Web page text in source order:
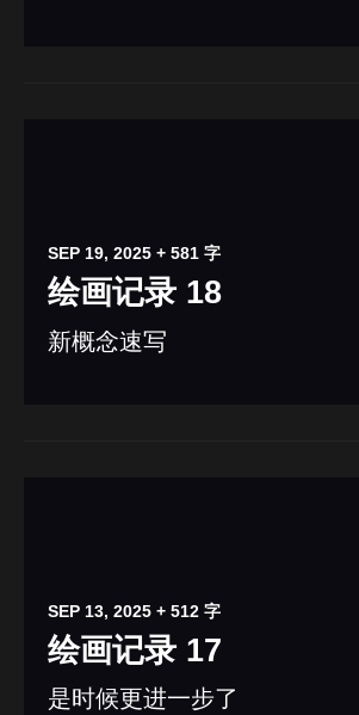
SEP 19, 2025 + 581 字
绘画记录 18
新概念速写
SEP 13, 2025 + 512 字
绘画记录 17
是时候更进一步了